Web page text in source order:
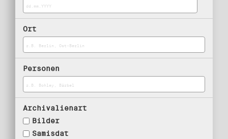
Ort
Personen
Archivalienart
Bilder
Samisdat